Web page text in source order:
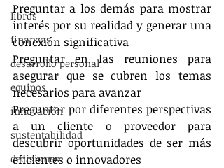
libros
finanzas
desarrollo personal
equipos
innovación
sustentabilidad
decisiones
Preguntar a los demás para mostrar
interés por su realidad y generar una
conexión significativa
Preguntar en las reuniones para
asegurar que se cubren los temas
necesarios para avanzar
Preguntar por diferentes perspectivas
a un cliente o proveedor para
descubrir oportunidades de ser más
eficientes o innovadores